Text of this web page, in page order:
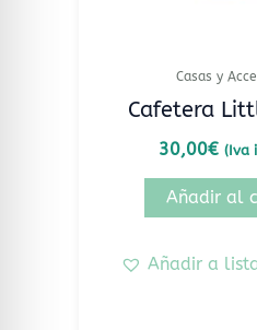
Casas y
Cafetera
30,00€ (Iva
Añadir al
Añadir a